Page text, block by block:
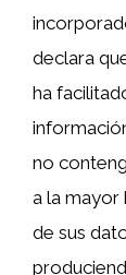
declara
ha
no
a la mayor
de sus